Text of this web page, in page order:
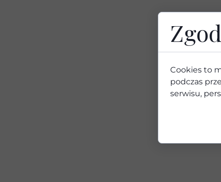
Cookies to
podczas
serwisu,